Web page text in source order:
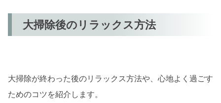
大掃除後のリラックス方法
大掃除が終わった後のリラックス方法や、心地よく過ごす
ためのコツを紹介します。